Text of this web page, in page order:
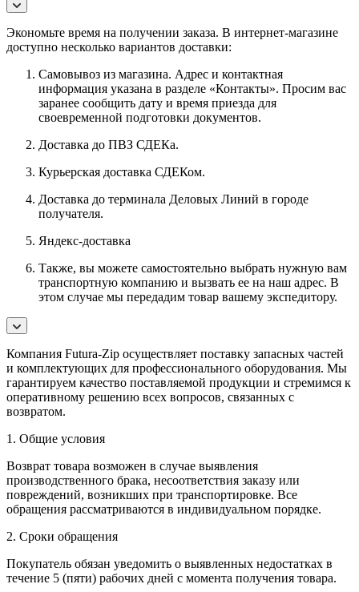
Экономьте время на получении заказа. В интернет-магазине
доступно несколько вариантов доставки:
Самовывоз из магазина. Адрес и контактная
информация указана в разделе «Контакты». Просим вас
заранее сообщить дату и время приезда для
своевременной подготовки документов.
Доставка до ПВЗ СДЕКа.
Курьерская доставка СДЕКом.
Доставка до терминала Деловых Линий в городе
получателя.
Яндекс-доставка
Также, вы можете самостоятельно выбрать нужную вам
транспортную компанию и вызвать ее на наш адрес. В
этом случае мы передадим товар вашему экспедитору.
Компания Futura-Zip осуществляет поставку запасных частей
и комплектующих для профессионального оборудования. Мы
гарантируем качество поставляемой продукции и стремимся к
оперативному решению всех вопросов, связанных с
возвратом.
1. Общие условия
Возврат товара возможен в случае выявления
производственного брака, несоответствия заказу или
повреждений, возникших при транспортировке. Все
обращения рассматриваются в индивидуальном порядке.
2. Сроки обращения
Покупатель обязан уведомить о выявленных недостатках в
течение 5 (пяти) рабочих дней с момента получения товара.